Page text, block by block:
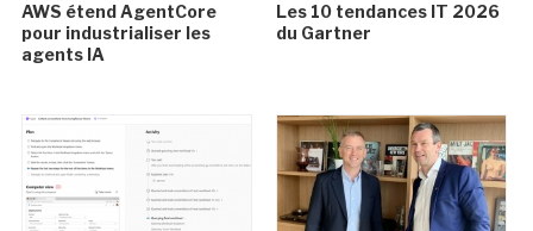
AWS étend AgentCore
pour industrialiser les
agents IA
Les 10 tendances IT 2026
du Gartner